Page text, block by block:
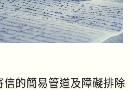
的簡易管道及障礙排除